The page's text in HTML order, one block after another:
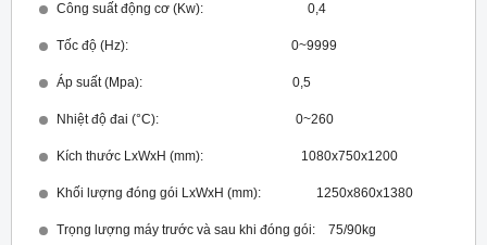
Công suất động cơ (Kw): 0,4
Tốc độ (Hz): 0~9999
Áp suất (Mpa): 0,5
Nhiệt độ đai (°C): 0~260
Kích thước LxWxH (mm): 1080x750x1200
Khối lượng đóng gói LxWxH (mm): 1250x860x1380
Trọng lượng máy trước và sau khi đóng gói: 75/90kg